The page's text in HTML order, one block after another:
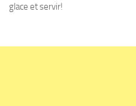
glace et servir!